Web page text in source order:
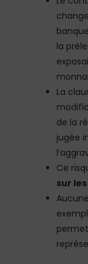
la
La
de la
jugée
Ce
sur